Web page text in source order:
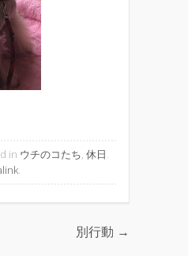
in ウチのコたち, 休日.
.
別行動 →